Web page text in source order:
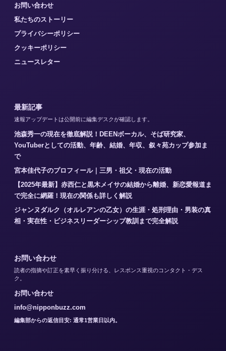
お問い合わせ
私たちのストーリー
プライバシーポリシー
クッキーポリシー
ニュースレター
最新記事
速報アップデートは公開前に編集デスクが確認します。
池森秀一の現在を徹底解説！DEENボーカル、そば研究家、
YouTuberとしての活動、年齢、結婚、年収、叙々苑カップ参加ま
で
宮本佳代子のプロフィール｜三男・祖父・現在の活動
【2025年最新】赤西仁と黒木メイサの結婚から離婚、新恋愛報道ま
で完全に網羅！現在の関係も詳しく解説
ジャンヌダルク（オルレアンの乙女）の生涯・処刑理由・男装の真
相・実在性・ビジネスリーダーシップ教訓まで完全解説
お問い合わせ
読者の指摘や訂正を素早く振り分ける、レスポンス重視のコンタクト・デス
ク。
お問い合わせ
info@nipponbuzz.com
編集部からの返信目安: 通常1営業日以内。